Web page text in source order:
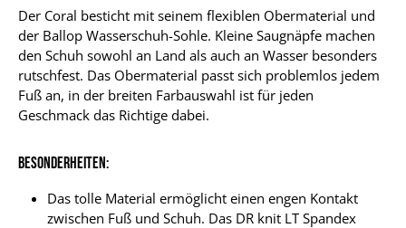
Der Coral besticht mit seinem flexiblen Obermaterial und
der Ballop Wasserschuh-Sohle. Kleine Saugnäpfe machen
den Schuh sowohl an Land als auch an Wasser besonders
rutschfest. Das Obermaterial passt sich problemlos jedem
Fuß an, in der breiten Farbauswahl ist für jeden
Geschmack das Richtige dabei.
Besonderheiten:
Das tolle Material ermöglicht einen engen Kontakt
zwischen Fuß und Schuh. Das DR knit LT Spandex